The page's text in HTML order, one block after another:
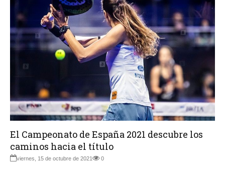
El Campeonato de España 2021 descubre los
caminos hacia el título
viernes, 15 de octubre de 2021 0